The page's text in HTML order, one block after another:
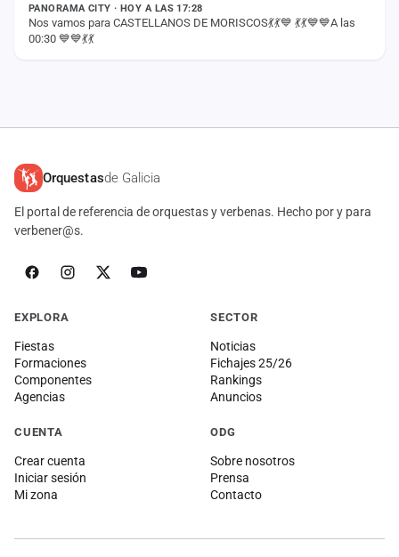
PANORAMA CITY · HOY A LAS 17:28
Nos vamos para CASTELLANOS DE MORISCOS💃💃💙 💃💃💙💙A las
00:30 💙💙💃💃
Orquestasde Galicia
El portal de referencia de orquestas y verbenas. Hecho por y para
verbener@s.
EXPLORA
Fiestas
Formaciones
Componentes
Agencias
SECTOR
Noticias
Fichajes 25/26
Rankings
Anuncios
CUENTA
Crear cuenta
Iniciar sesión
Mi zona
ODG
Sobre nosotros
Prensa
Contacto